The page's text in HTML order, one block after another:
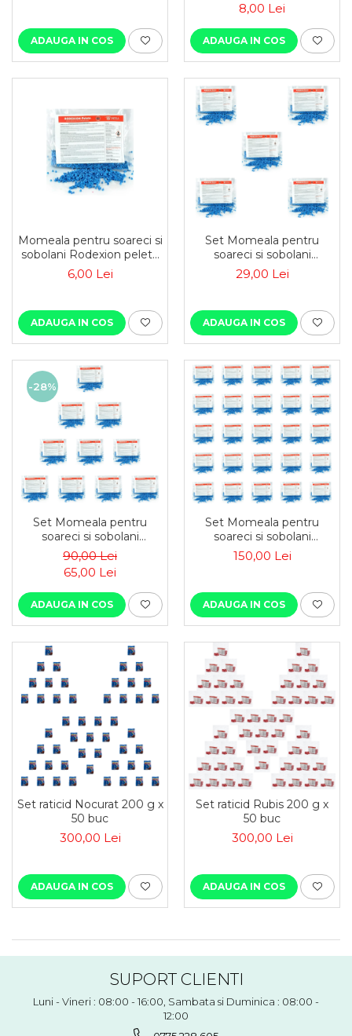
ADAUGA IN COS
8,00 Lei
ADAUGA IN COS
Momeala pentru soareci si
sobolani Rodexion pelete
200 g
6,00 Lei
ADAUGA IN COS
Set Momeala pentru
soareci si sobolani
Rodexion pelete 200 g x 5
buc
29,00 Lei
ADAUGA IN COS
-28%
Set Momeala pentru
soareci si sobolani
Rodexion pelete 200 g x
10 buc
90,00 Lei
65,00 Lei
ADAUGA IN COS
Set Momeala pentru
soareci si sobolani
Rodexion pelete 200 g x
25 buc
150,00 Lei
ADAUGA IN COS
Set raticid Nocurat 200 g x
50 buc
300,00 Lei
ADAUGA IN COS
Set raticid Rubis 200 g x
50 buc
300,00 Lei
ADAUGA IN COS
SUPORT CLIENTI
Luni - Vineri : 08:00 - 16:00, Sambata si Duminica : 08:00 -
12:00